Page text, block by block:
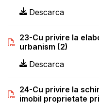
Descarca
23-Cu privire la
urbanism (2)
Descarca
24-Cu privire la
imobil proprietate